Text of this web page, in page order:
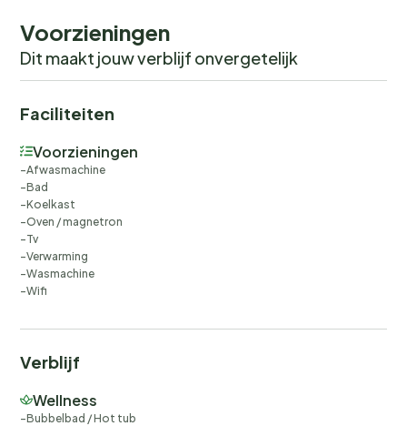
Voorzieningen
Dit maakt jouw verblijf onvergetelijk
Faciliteiten
Voorzieningen
Afwasmachine
Bad
Koelkast
Oven / magnetron
Tv
Verwarming
Wasmachine
Wifi
Verblijf
Wellness
Bubbelbad / Hot tub